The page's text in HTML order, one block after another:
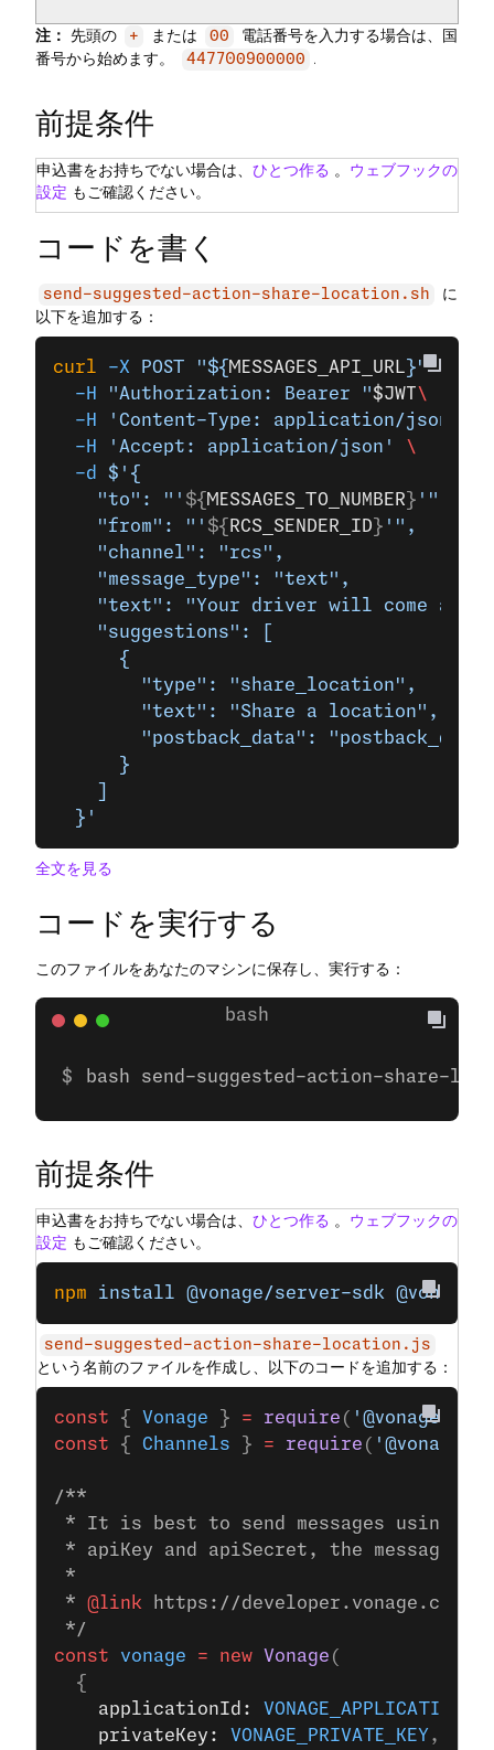
注： 先頭の + または 00
電話番号を入力する場合は、国
番号から始めます。
447700900000 .
前提条件
申込書をお持ちでない場合は、 ひとつ作る 。 ウェブフックの
設定 もご確認ください。
コードを書く
send-suggested-action-share-location.sh
に
以下を追加する：
curl -X POST "${ MESSAGES_API_URL }" \
  -H
"Authorization: Bearer "$JWT\
  -H
'Content-Type: application/json'
  -H
'Accept: application/json'
\
  -d
$'{
    "to": "'
${ MESSAGES_TO_NUMBER } '",
    "from": "'
${ RCS_SENDER_ID } '",
    "channel": "rcs",
    "message_type": "text",
"text": "Your driver will come and
    "suggestions": [
      {
        "type": "share_location",
        "text": "Share a location",
"postback_data":
      }
  }'
全文を見る
コードを実行する
このファイルをあなたのマシンに保存し、実行する：
bash send-suggested-action-share-
前提条件
申込書をお持ちでない場合は、 ひとつ作る 。 ウェブフックの
設定 もご確認ください。
npm install @vonage/server-sdk @vonage/
send-suggested-action-share-location.js
という名前のファイルを作成し、以下のコードを追加する：
const { Vonage } = require ( '@vonage/
const { Channels } = require ( '@vonage/
/**
* It is best to send messages using
* apiKey and apiSecret, the messages
*
* @link https://developer.vonage.com/
*/
const vonage = new Vonage (
  {
    applicationId:
VONAGE_APPLICATION_ID
    privateKey:
VONAGE_PRIVATE_KEY ,